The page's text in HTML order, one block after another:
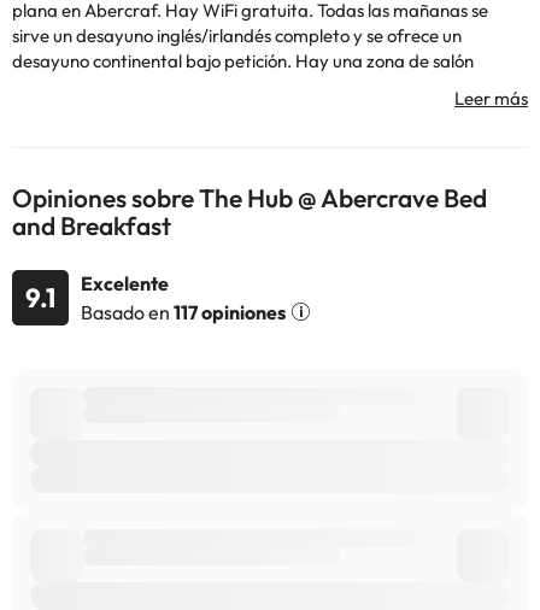
plana en Abercraf. Hay WiFi gratuita. Todas las mañanas se
sirve un desayuno inglés/irlandés completo y se ofrece un
desayuno continental bajo petición. Hay una zona de salón
breakfast, mientras que Brecon está a 28 km. El aeropuerto más
Algunos de los servicios detallados pueden ser de pago. Puedes
consultar sus tarifas directamente en el establecimiento. Toda la
información de esta ficha está sujeta a cambios por parte del
Opiniones sobre The Hub @ Abercrave Bed
and Breakfast
9.1
Excelente
Basado en 117 opiniones